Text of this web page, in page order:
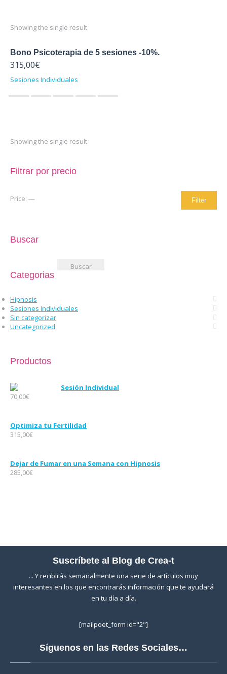
El Modelo Crea-t
Servicios
Contacto
Showing the single result
Bono Psicoterapia de 5 sesiones -10%.
315,00€
Sesiones Individuales
Showing the single result
Filtrar por precio
Filter
Price: —
Buscar
Categorias
Hipnosis
Sesiones Individuales
Sin categorizar
Uncategorized
Productos
Sesión Individual
70,00€
Optimiza tu Fertilidad
315,00€
Dejar de Fumar en una Semana con Hipnosis
285,00€
Suscríbete al Blog de Crea-t
... Y recibirás semanalmente una serie de artículos muy
interesantes en los que encontrarás información que te ayudará
en tu día a día.
[mailpoet_form id="2"]
Síguenos en las Redes Sociales…